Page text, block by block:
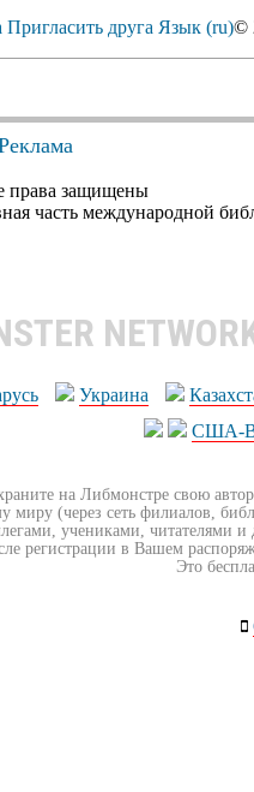
Пригласить друга Язык (ru)©
права защищены
часть международной
Украина
США-
на Либмонстре свою
миру (через сеть филиалов,
учениками, читателями
регистрации в Вашем
Это